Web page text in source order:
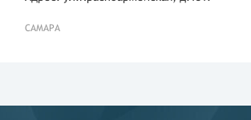
САМАРА